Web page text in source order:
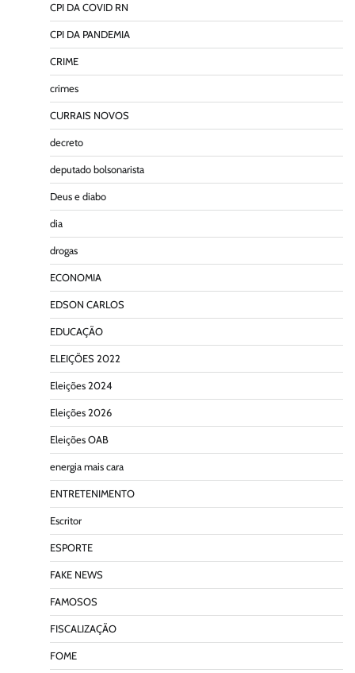
CPI DA COVID RN
CPI DA PANDEMIA
CRIME
crimes
CURRAIS NOVOS
decreto
deputado bolsonarista
Deus e diabo
dia
drogas
ECONOMIA
EDSON CARLOS
EDUCAÇÃO
ELEIÇÕES 2022
Eleições 2024
Eleições 2026
Eleições OAB
energia mais cara
ENTRETENIMENTO
Escritor
ESPORTE
FAKE NEWS
FAMOSOS
FISCALIZAÇÃO
FOME